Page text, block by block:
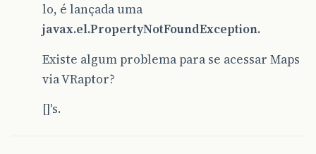
lo, é lançada uma
javax.el.PropertyNotFoundException.
Existe algum problema para se acessar Maps
via VRaptor?
[]'s.